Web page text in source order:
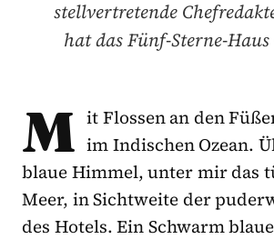
stellvertretende
hat das Fünf-Sterne-Haus
M it Flossen an den
im Indischen Ozean.
blaue Himmel, unter mir das
Meer, in Sichtweite der
des Hotels. Ein Schwarm